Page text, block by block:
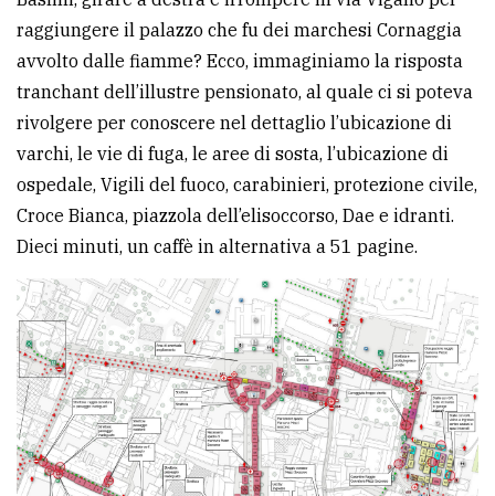
raggiungere il palazzo che fu dei marchesi Cornaggia
avvolto dalle fiamme? Ecco, immaginiamo la risposta
tranchant dell’illustre pensionato, al quale ci si poteva
rivolgere per conoscere nel dettaglio l’ubicazione di
varchi, le vie di fuga, le aree di sosta, l’ubicazione di
ospedale, Vigili del fuoco, carabinieri, protezione civile,
Croce Bianca, piazzola dell’elisoccorso, Dae e idranti.
Dieci minuti, un caffè in alternativa a 51 pagine.